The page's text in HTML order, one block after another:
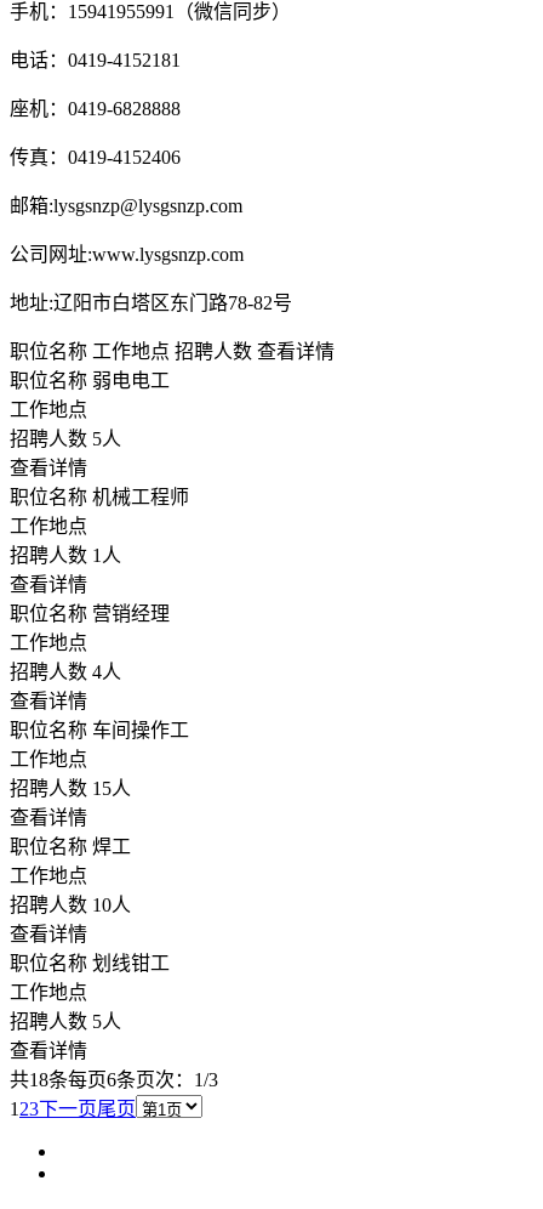
手机：15941955991（微信同步）
电话：0419-4152181
座机：0419-6828888
传真：0419-4152406
邮箱:lysgsnzp@lysgsnzp.com
公司网址:www.lysgsnzp.com
地址:辽阳市白塔区东门路78-82号
职位名称 工作地点 招聘人数 查看详情
职位名称 弱电电工
工作地点
招聘人数 5人
查看详情
职位名称 机械工程师
工作地点
招聘人数 1人
查看详情
职位名称 营销经理
工作地点
招聘人数 4人
查看详情
职位名称 车间操作工
工作地点
招聘人数 15人
查看详情
职位名称 焊工
工作地点
招聘人数 10人
查看详情
职位名称 划线钳工
工作地点
招聘人数 5人
查看详情
共18条每页6条页次：1/3
1 23下一页尾页